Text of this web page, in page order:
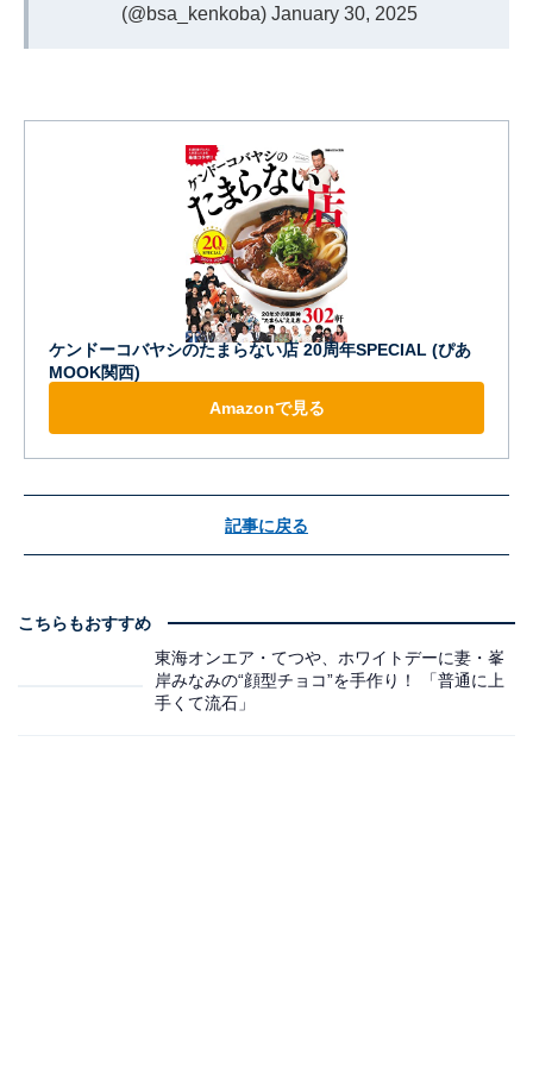
(@bsa_kenkoba) January 30, 2025
ケンドーコバヤシのたまらない店 20周年SPECIAL (ぴあ
MOOK関西)
Amazonで見る
記事に戻る
こちらもおすすめ
東海オンエア・てつや、ホワイトデーに妻・峯
岸みなみの“顔型チョコ”を手作り！ 「普通に上
手くて流石」